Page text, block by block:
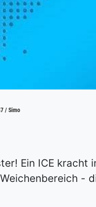
/ Simo
Ein ICE
-